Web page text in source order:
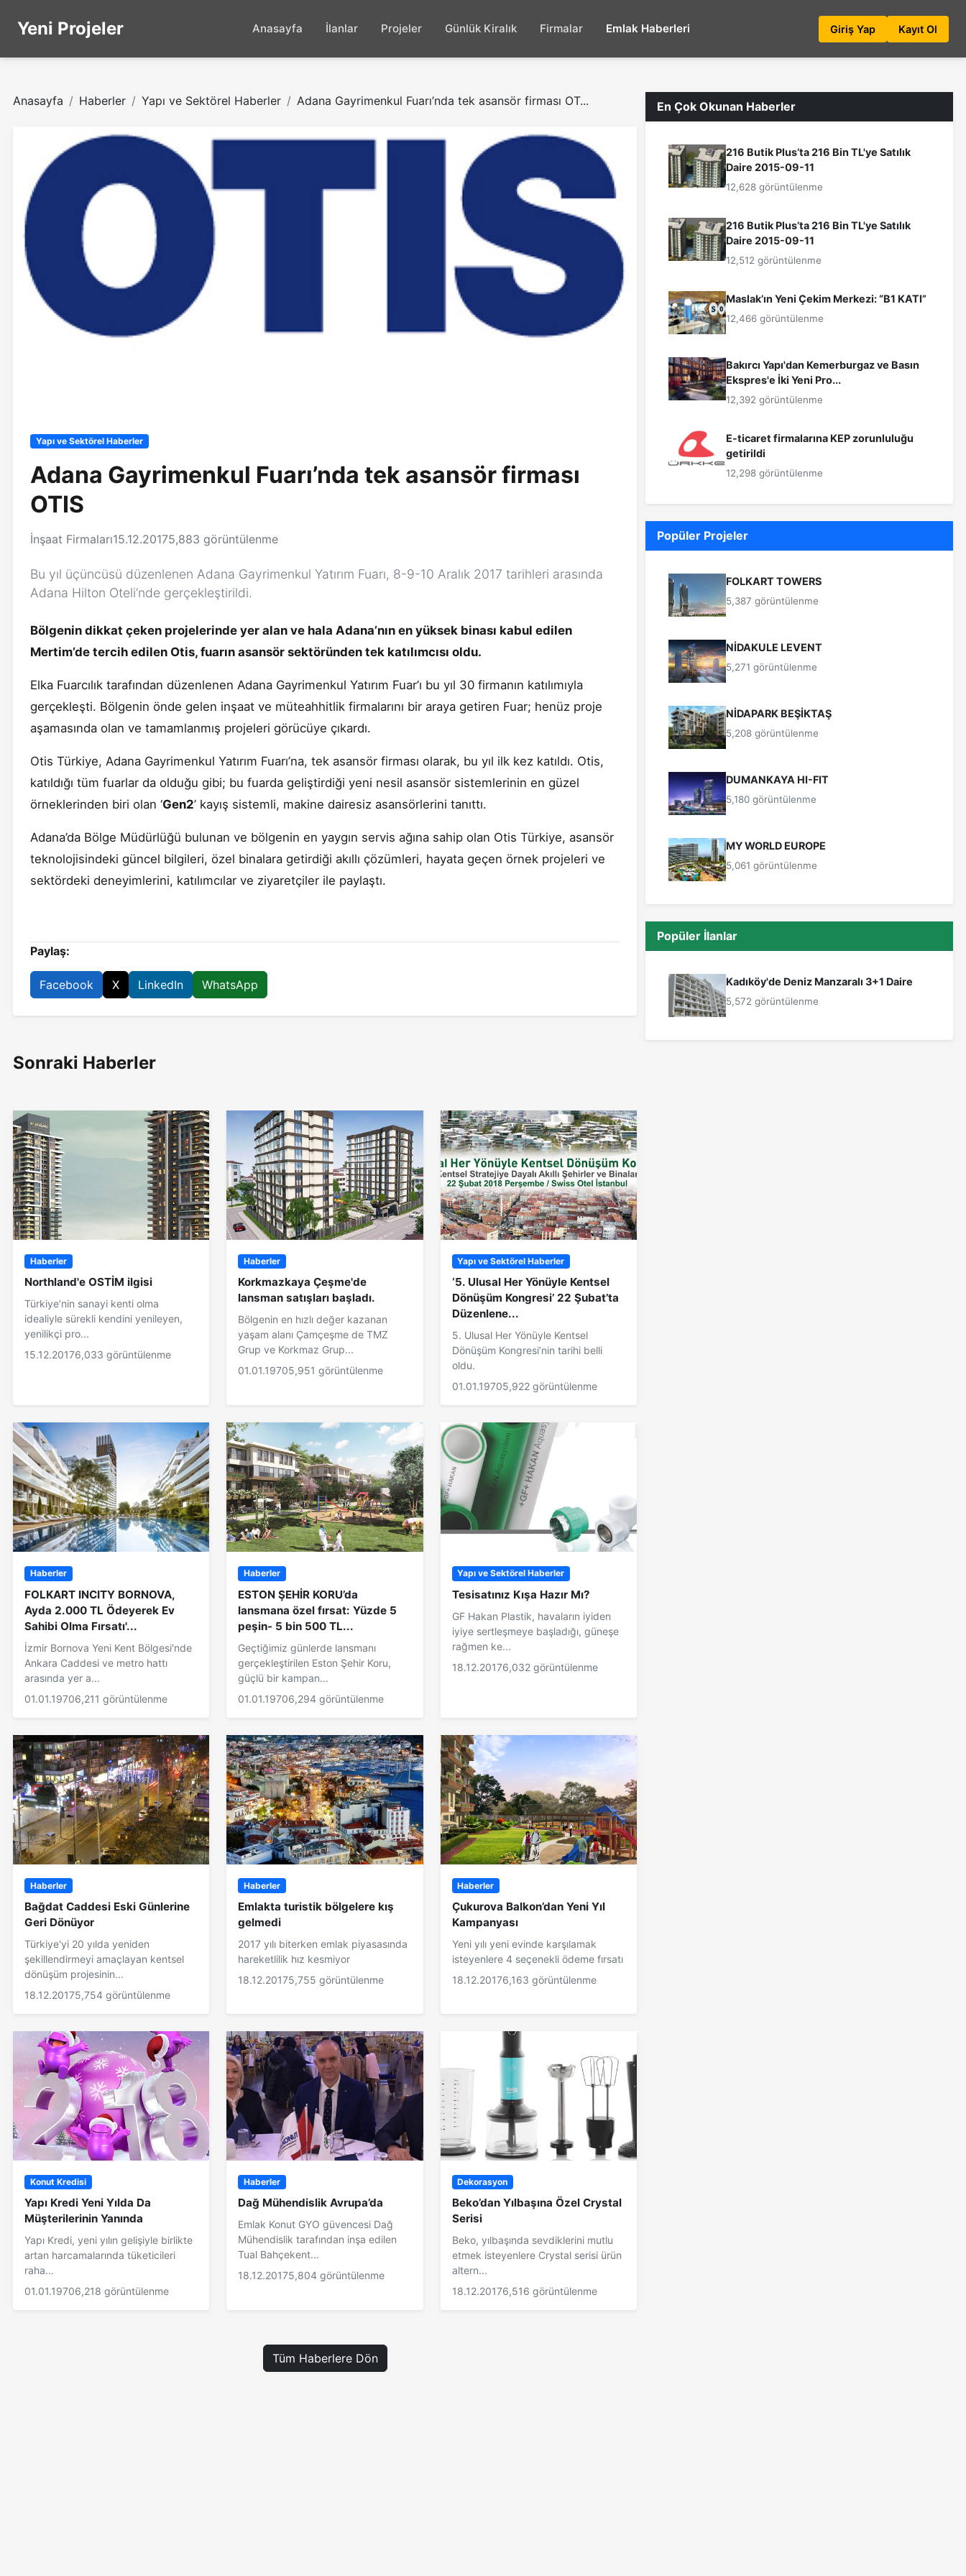
Yeni Projeler Anasayfa İlanlar Projeler Günlük Kiralık Firmalar Emlak Haberleri Giriş Yap Kayıt Ol
Anasayfa Haberler Yapı ve Sektörel Haberler Adana Gayrimenkul Fuarı’nda tek asansör firması OT...
Yapı ve Sektörel Haberler
Adana Gayrimenkul Fuarı’nda tek asansör firması
OTIS
İnşaat Firmaları15.12.20175,883 görüntülenme
Bu yıl üçüncüsü düzenlenen Adana Gayrimenkul Yatırım Fuarı, 8-9-10 Aralık 2017 tarihleri arasında
Adana Hilton Oteli’nde gerçekleştirildi.
Bölgenin dikkat çeken projelerinde yer alan ve hala Adana’nın en yüksek binası kabul edilen
Mertim’de tercih edilen Otis, fuarın asansör sektöründen tek katılımcısı oldu.
Elka Fuarcılık tarafından düzenlenen Adana Gayrimenkul Yatırım Fuar’ı bu yıl 30 firmanın katılımıyla
gerçekleşti. Bölgenin önde gelen inşaat ve müteahhitlik firmalarını bir araya getiren Fuar; henüz proje
aşamasında olan ve tamamlanmış projeleri görücüye çıkardı.
Otis Türkiye, Adana Gayrimenkul Yatırım Fuarı’na, tek asansör firması olarak, bu yıl ilk kez katıldı. Otis,
katıldığı tüm fuarlar da olduğu gibi; bu fuarda geliştirdiği yeni nesil asansör sistemlerinin en güzel
örneklerinden biri olan ‘Gen2’ kayış sistemli, makine dairesiz asansörlerini tanıttı.
Adana’da Bölge Müdürlüğü bulunan ve bölgenin en yaygın servis ağına sahip olan Otis Türkiye, asansör
teknolojisindeki güncel bilgileri, özel binalara getirdiği akıllı çözümleri, hayata geçen örnek projeleri ve
sektördeki deneyimlerini, katılımcılar ve ziyaretçiler ile paylaştı.
Paylaş:
Facebook X LinkedIn WhatsApp
Sonraki Haberler
Haberler
Northland'e OSTİM ilgisi
Türkiye’nin sanayi kenti olma
idealiyle sürekli kendini yenileyen,
yenilikçi pro...
15.12.20176,033 görüntülenme
Haberler
Korkmazkaya Çeşme'de
lansman satışları başladı.
Bölgenin en hızlı değer kazanan
yaşam alanı Çamçeşme de TMZ
Grup ve Korkmaz Grup...
01.01.19705,951 görüntülenme
Yapı ve Sektörel Haberler
‘5. Ulusal Her Yönüyle Kentsel
Dönüşüm Kongresi’ 22 Şubat’ta
Düzenlene...
5. Ulusal Her Yönüyle Kentsel
Dönüşüm Kongresi’nin tarihi belli
oldu.
01.01.19705,922 görüntülenme
Haberler
FOLKART INCITY BORNOVA,
Ayda 2.000 TL Ödeyerek Ev
Sahibi Olma Fırsatı'...
İzmir Bornova Yeni Kent Bölgesi'nde
Ankara Caddesi ve metro hattı
arasında yer a...
01.01.19706,211 görüntülenme
Haberler
ESTON ŞEHİR KORU’da
lansmana özel fırsat: Yüzde 5
peşin- 5 bin 500 TL...
Geçtiğimiz günlerde lansmanı
gerçekleştirilen Eston Şehir Koru,
güçlü bir kampan...
01.01.19706,294 görüntülenme
Yapı ve Sektörel Haberler
Tesisatınız Kışa Hazır Mı?
GF Hakan Plastik, havaların iyiden
iyiye sertleşmeye başladığı, güneşe
rağmen ke...
18.12.20176,032 görüntülenme
Haberler
Bağdat Caddesi Eski Günlerine
Geri Dönüyor
Türkiye'yi 20 yılda yeniden
şekillendirmeyi amaçlayan kentsel
dönüşüm projesinin...
18.12.20175,754 görüntülenme
Haberler
Emlakta turistik bölgelere kış
gelmedi
2017 yılı biterken emlak piyasasında
hareketlilik hız kesmiyor
18.12.20175,755 görüntülenme
Haberler
Çukurova Balkon’dan Yeni Yıl
Kampanyası
Yeni yılı yeni evinde karşılamak
isteyenlere 4 seçenekli ödeme fırsatı
18.12.20176,163 görüntülenme
Konut Kredisi
Yapı Kredi Yeni Yılda Da
Müşterilerinin Yanında
Yapı Kredi, yeni yılın gelişiyle birlikte
artan harcamalarında tüketicileri
raha...
01.01.19706,218 görüntülenme
Haberler
Dağ Mühendislik Avrupa’da
Emlak Konut GYO güvencesi Dağ
Mühendislik tarafından inşa edilen
Tual Bahçekent...
18.12.20175,804 görüntülenme
Dekorasyon
Beko’dan Yılbaşına Özel Crystal
Serisi
Beko, yılbaşında sevdiklerini mutlu
etmek isteyenlere Crystal serisi ürün
altern...
18.12.20176,516 görüntülenme
Tüm Haberlere Dön
En Çok Okunan Haberler
216 Butik Plus’ta 216 Bin TL'ye Satılık
Daire 2015-09-11
12,628 görüntülenme
216 Butik Plus’ta 216 Bin TL'ye Satılık
Daire 2015-09-11
12,512 görüntülenme
Maslak’ın Yeni Çekim Merkezi: “B1 KATI”
12,466 görüntülenme
Bakırcı Yapı'dan Kemerburgaz ve Basın
Ekspres'e İki Yeni Pro...
12,392 görüntülenme
E-ticaret firmalarına KEP zorunluluğu
getirildi
12,298 görüntülenme
Popüler Projeler
FOLKART TOWERS
5,387 görüntülenme
NİDAKULE LEVENT
5,271 görüntülenme
NİDAPARK BEŞİKTAŞ
5,208 görüntülenme
DUMANKAYA HI-FIT
5,180 görüntülenme
MY WORLD EUROPE
5,061 görüntülenme
Popüler İlanlar
Kadıköy'de Deniz Manzaralı 3+1 Daire
5,572 görüntülenme